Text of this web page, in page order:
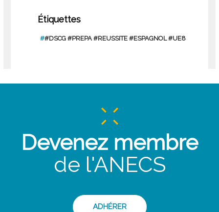
Étiquettes
##DSCG #PREPA #REUSSITE #ESPAGNOL #UE8
Devenez membre
de l'ANECS
ADHÉRER